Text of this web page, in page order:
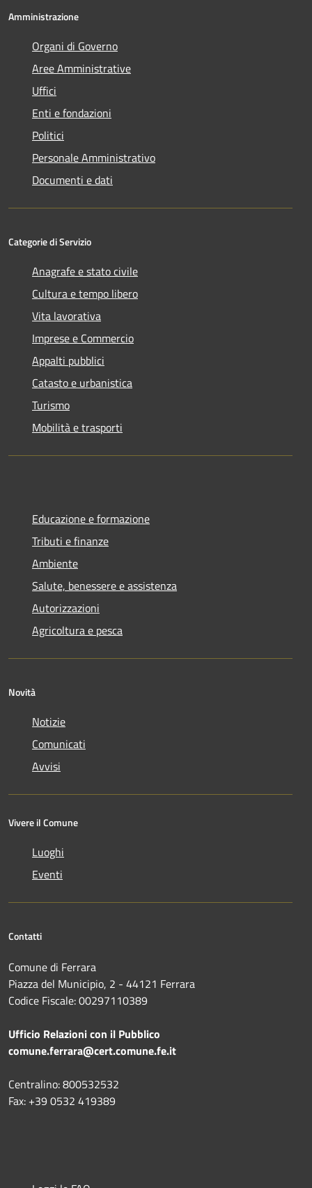
Amministrazione
Organi di Governo
Aree Amministrative
Uffici
Enti e fondazioni
Politici
Personale Amministrativo
Documenti e dati
Categorie di Servizio
Anagrafe e stato civile
Cultura e tempo libero
Vita lavorativa
Imprese e Commercio
Appalti pubblici
Catasto e urbanistica
Turismo
Mobilità e trasporti
Educazione e formazione
Tributi e finanze
Ambiente
Salute, benessere e assistenza
Autorizzazioni
Agricoltura e pesca
Novità
Notizie
Comunicati
Avvisi
Vivere il Comune
Luoghi
Eventi
Contatti
Comune di Ferrara
Piazza del Municipio, 2 - 44121 Ferrara
Codice Fiscale: 00297110389
Ufficio Relazioni con il Pubblico
comune.ferrara@cert.comune.fe.it
Centralino: 800532532
Fax: +39 0532 419389